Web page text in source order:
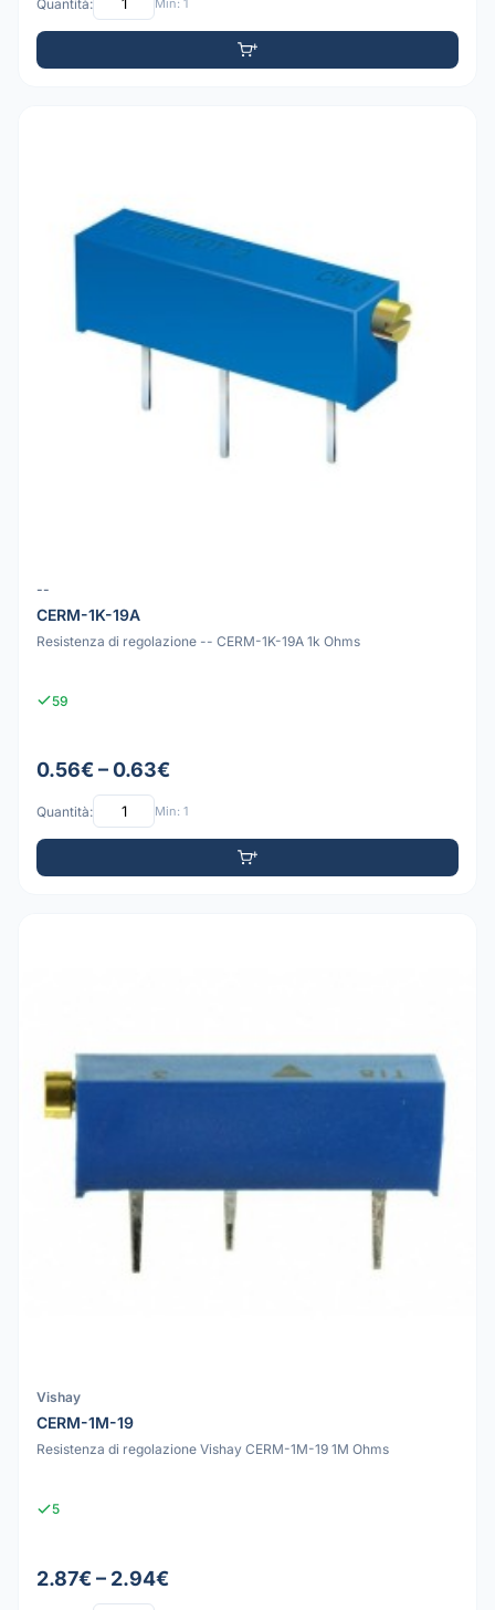
Quantità: Min: 1
--
CERM-1K-19A
Resistenza di regolazione -- CERM-1K-19A 1k Ohms
59
0.56€ – 0.63€
Quantità: Min: 1
Vishay
CERM-1M-19
Resistenza di regolazione Vishay CERM-1M-19 1M Ohms
5
2.87€ – 2.94€